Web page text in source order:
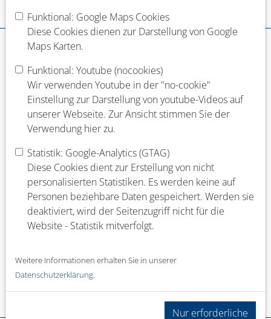
Dein Werdegang
Schulabschluss
Abgeschlossene Berufsausbildung
Abgeschlossenes Studium (Fach)
Funktional: Google Maps Cookies
Diese Cookies dienen zur Darstellung von Google
Maps Karten.
Funktional: Youtube (nocookies)
Wir verwenden Youtube in der "no-cookie"
Einstellung zur Darstellung von youtube-Videos auf
unserer Webseite. Zur Ansicht stimmen Sie der
Verwendung hier zu.
Statistik: Google-Analytics (GTAG)
Diese Cookies dient zur Erstellung von nicht
personalisierten Statistiken. Es werden keine auf
Personen beziehbare Daten gespeichert. Werden sie
deaktiviert, wird der Seitenzugriff nicht für die
Website - Statistik mitverfolgt.
Weitere Informationen erhalten Sie in unserer
Datenschutzerklärung
Nur erforderliche